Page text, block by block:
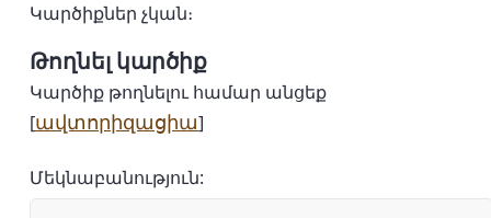
Կարծիքներ չկան։
Թողնել կարծիք
Կարծիք թողնելու համար անցեք
[ավտորիզացիա]
Մեկնաբանություն: